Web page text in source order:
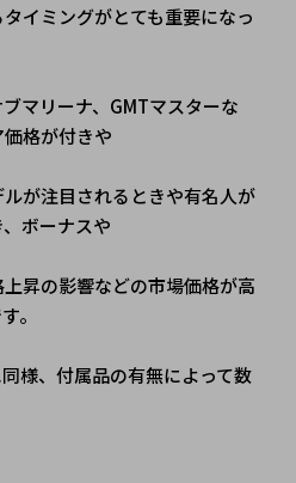
イミングがとても重要になっ
マリーナ、GMTマスターな
格が付きや
が注目されるときや有名人が
ボーナスや
昇の影響などの市場価格が高
。
様、付属品の有無によって数